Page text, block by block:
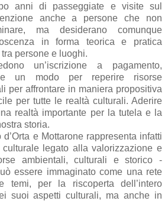
anni di passeggiate e visite sul
anche a persone che non
ma desiderano comunque
in forma teorica e pratica
persone e luoghi.
un’iscrizione a pagamento,
un modo per reperire risorse
per affrontare in maniera propositiva
per tutte le realtà culturali. Aderire
realtà importante per la tutela e la
storia.
d’Orta e Mottarone rappresenta infatti
legato alla valorizzazione e
ambientali, culturali e storico -
essere immaginato come una rete
temi, per la riscoperta dell’intero
suoi aspetti culturali, ma anche in